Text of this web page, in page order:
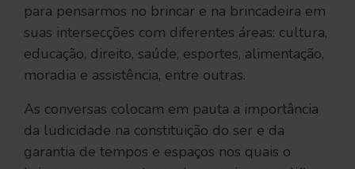
para pensarmos no brincar e na brincadeira em
suas intersecções com diferentes áreas: cultura,
educação, direito, saúde, esportes, alimentação,
moradia e assistência, entre outras.
As conversas colocam em pauta a importância
da ludicidade na constituição do ser e da
garantia de tempos e espaços nos quais o